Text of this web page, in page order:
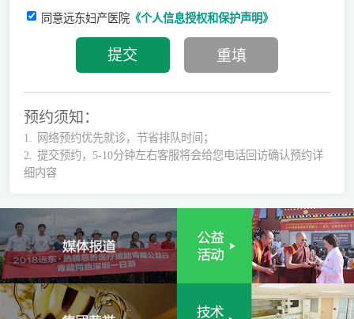
同意远东妇产医院《个人信息授权和保护声明》
预约须知：
1.
网络预约优先就诊，节省排队时间；
2.
提交预约，5-10分钟左右客服将会给您电话回访确认预约详
细内容